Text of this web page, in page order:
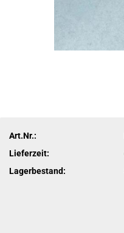
Art.Nr.:
Lieferzeit:
Lagerbestand: